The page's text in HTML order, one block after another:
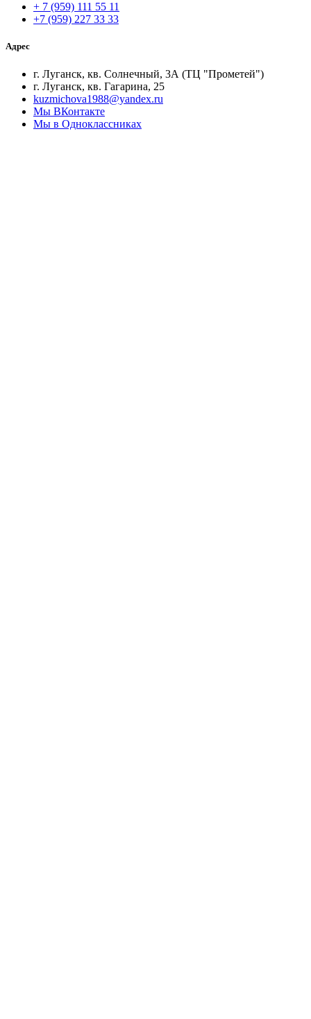
+ 7 (959) 111 55 11
+7 (959) 227 33 33
Адрес
г. Луганск, кв. Солнечный, 3А (ТЦ "Прометей")
г. Луганск, кв. Гагарина, 25
kuzmichova1988@yandex.ru
Мы ВКонтакте
Мы в Одноклассниках